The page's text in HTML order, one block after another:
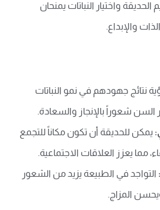
الحديقة واختيار النباتات يمنحان
والإبداع.
نتائج جهودهم في نمو النباتات
السن شعوراً بالإنجاز والسعادة.
يمكن للحديقة أن تكون مكاناً للتجمع
مما يعزز العلاقات الاجتماعية.
التواجد في الطبيعة يزيد من الشعور
المزاج.